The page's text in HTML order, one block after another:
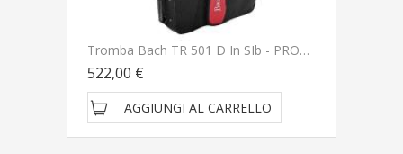
Tromba Bach TR 501 D In SIb - PRONTA CONSEGNA SPEDITA GRATIS
522,00 €
AGGIUNGI AL CARRELLO